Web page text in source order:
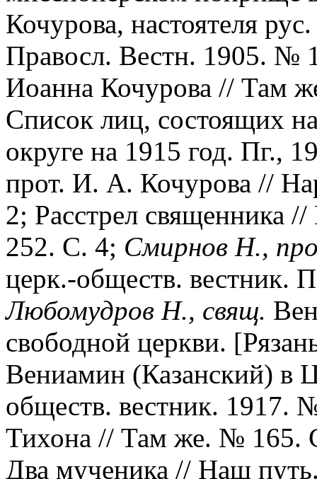
Кочурова, настоятеля
Правосл. Вестн. 1905. №
Иоанна Кочурова // Там
Список лиц, состоящих
округе на 1915 год. Пг.,
прот. И. А. Кочурова //
2; Расстрел священника
252. С. 4; Смирнов Н.,
церк.-обществ. вестник.
Любомудров Н., свящ.
свободной церкви.
Вениамин (Казанский) в
обществ. вестник. 1917.
Тихона // Там же. № 165.
Два мученика // Наш